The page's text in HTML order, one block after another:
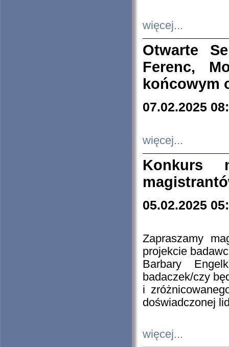
więcej...
Otwarte
Ferenc,
końcowym
07.02.2025
więcej...
Konkurs
05.02.2025
Zapraszamy
projekcie
Barbary
badaczek/czy
i
doświadczonej
więcej...